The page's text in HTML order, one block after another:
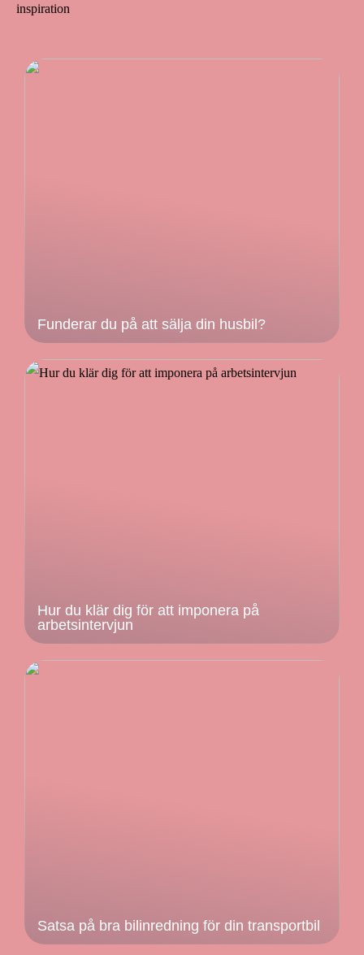
inspiration
Funderar du på att sälja din husbil?
Hur du klär dig för att imponera på
arbetsintervjun
Satsa på bra bilinredning för din transportbil